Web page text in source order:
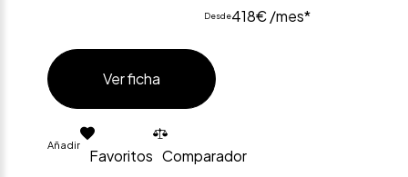
Desde418€ /mes*
Ver ficha
Añadir
Favoritos Comparador